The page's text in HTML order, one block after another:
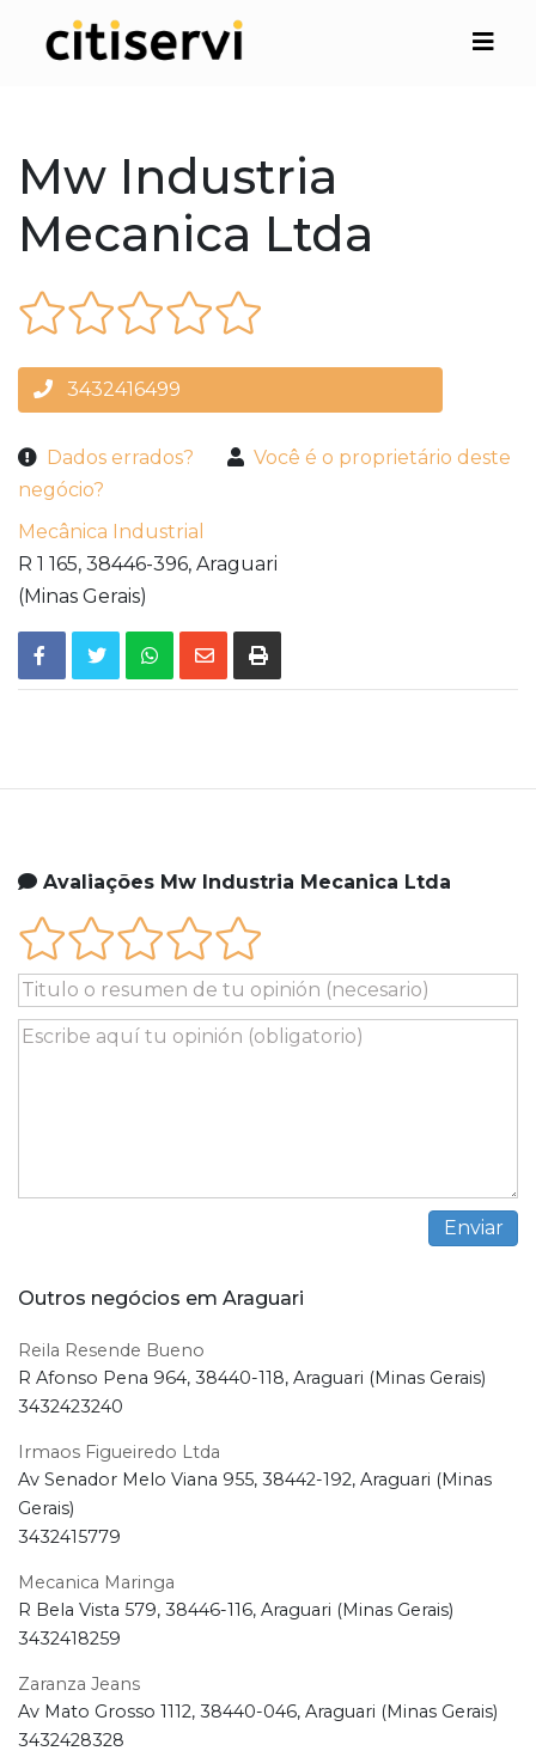
Mw Industria
Mecanica Ltda
3432416499
Dados errados?
Você é o proprietário deste
negócio?
Mecânica Industrial
R 1 165, 38446-396, Araguari
(Minas Gerais)
Avaliações Mw Industria Mecanica Ltda
Outros negócios em Araguari
Reila Resende Bueno
R Afonso Pena 964, 38440-118, Araguari (Minas Gerais)
3432423240
Irmaos Figueiredo Ltda
Av Senador Melo Viana 955, 38442-192, Araguari (Minas
Gerais)
3432415779
Mecanica Maringa
R Bela Vista 579, 38446-116, Araguari (Minas Gerais)
3432418259
Zaranza Jeans
Av Mato Grosso 1112, 38440-046, Araguari (Minas Gerais)
3432428328